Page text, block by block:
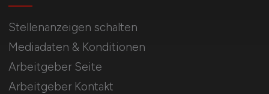
Stellenanzeigen schalten
Mediadaten & Konditionen
Arbeitgeber Seite
Arbeitgeber Kontakt